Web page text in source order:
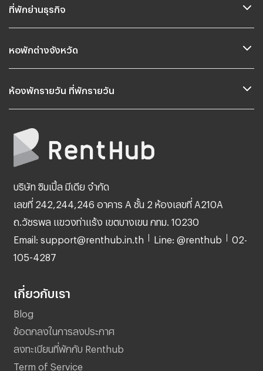
ที่พักย่านธุรกิจ
หอพักต่างจังหวัด
ห้องพักรายวัน ที่พักรายวัน
บริษัท ซิมเปิ้ล มีเดีย จำกัด
เลขที่ 242,244,246 อาคาร A ชั้น 2 ห้องเลขที่ A210A
ถ.วัชรพล แขวงท่าแร้ง เขตบางเขน กทม. 10230
Email: support@renthub.in.th Line: @renthub 02-
105-4287
เกี่ยวกับเรา
Blog
ข้อตกลงในการลงประกาศ
ลงทะเบียนที่พักกับ Renthub
Term of Service